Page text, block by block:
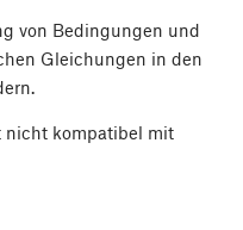
von Bedingungen und
Gleichungen in den
nicht kompatibel mit